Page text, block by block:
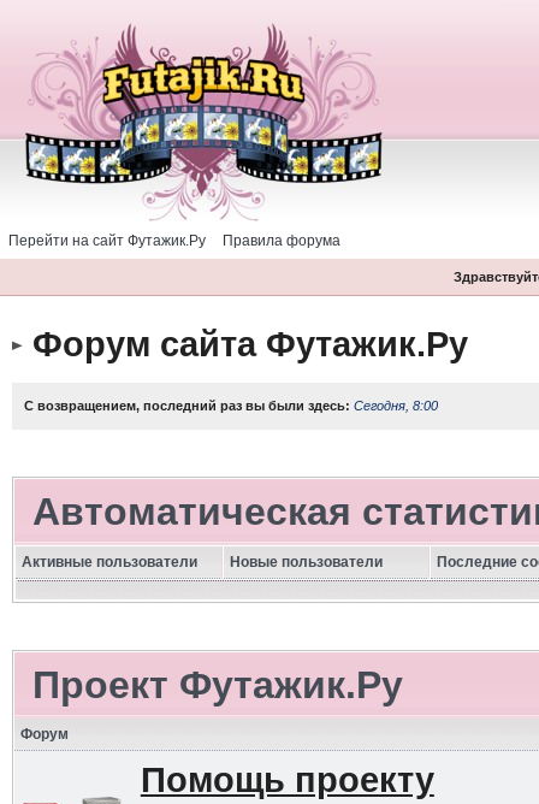
Перейти на сайт Футажик.Ру Правила форума
Форум сайта Футажик.Ру
С возвращением, последний раз вы были здесь: Сегодня, 8:00
Автоматическая
Активные пользователи Новые пользователи Последние
Проект Футажик.Ру
Форум
Помощь проекту